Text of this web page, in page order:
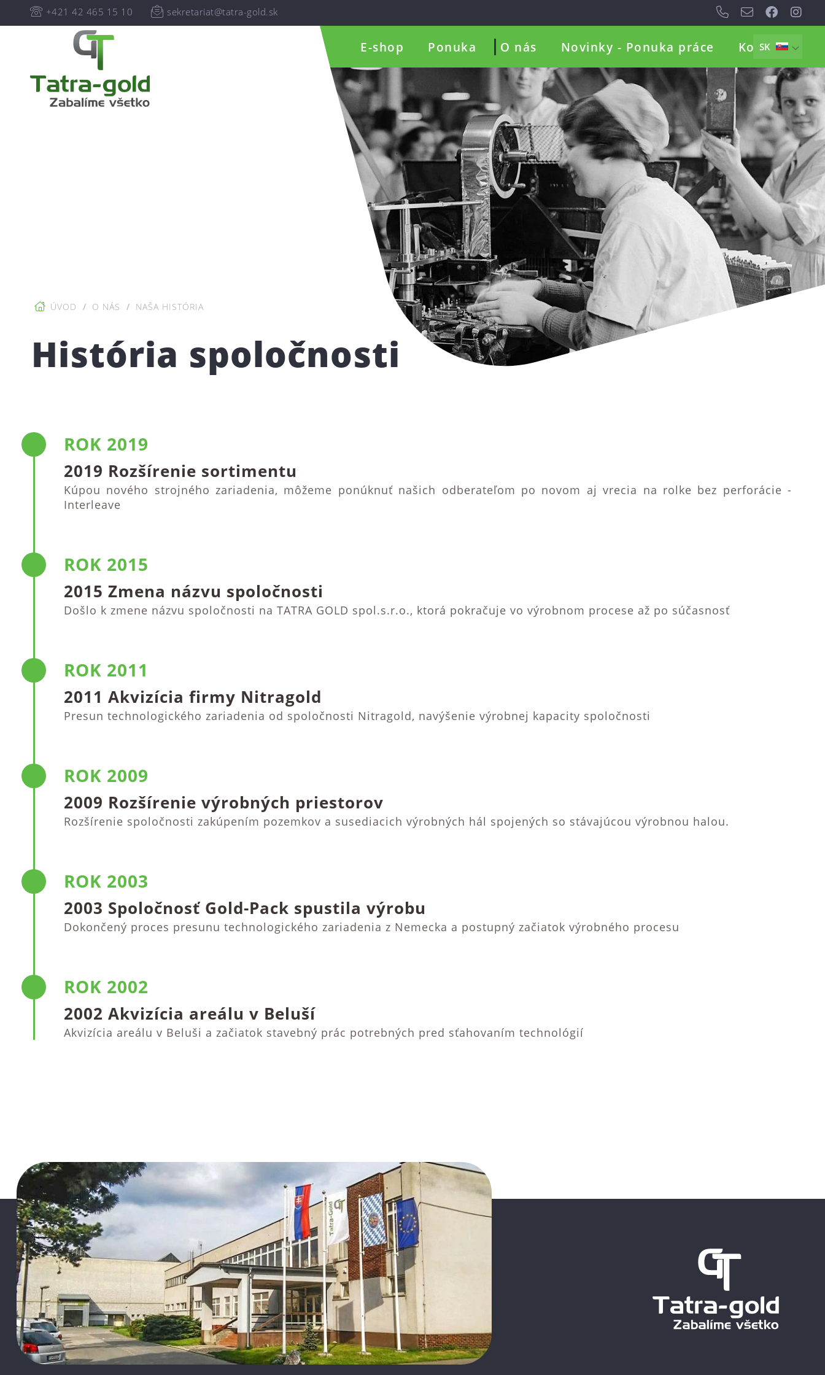
E-shop Ponuka O nás Novinky - Ponuka práce Kontakt
SK
EN
DE
+421 42 465 15 10 sekretariat@tatra-gold.sk
ÚVOD O NÁS NAŠA HISTÓRIA
História spoločnosti
ROK 2019
2019 Rozšírenie sortimentu
Kúpou nového strojného zariadenia, môžeme ponúknuť našich odberateľom po novom aj vrecia na rolke bez perforácie -
Interleave
ROK 2015
2015 Zmena názvu spoločnosti
Došlo k zmene názvu spoločnosti na TATRA GOLD spol.s.r.o., ktorá pokračuje vo výrobnom procese až po súčasnosť
ROK 2011
2011 Akvizícia firmy Nitragold
Presun technologického zariadenia od spoločnosti Nitragold, navýšenie výrobnej kapacity spoločnosti
ROK 2009
2009 Rozšírenie výrobných priestorov
Rozšírenie spoločnosti zakúpením pozemkov a susediacich výrobných hál spojených so stávajúcou výrobnou halou.
ROK 2003
2003 Spoločnosť Gold-Pack spustila výrobu
Dokončený proces presunu technologického zariadenia z Nemecka a postupný začiatok výrobného procesu
ROK 2002
2002 Akvizícia areálu v Beluší
Akvizícia areálu v Beluši a začiatok stavebný prác potrebných pred sťahovaním technológií